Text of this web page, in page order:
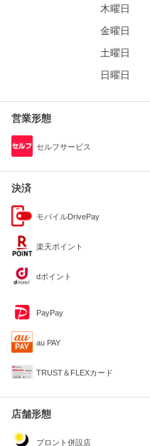
木曜日
金曜日
土曜日
日曜日
営業形態
セルフサービス
決済
モバイルDrivePay
楽天ポイント
dポイント
PayPay
au PAY
TRUST＆FLEXカード
店舗形態
プロント併設店